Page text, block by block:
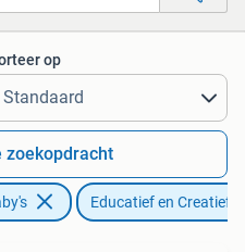
op
zoekopdracht
Educatief en Creatief